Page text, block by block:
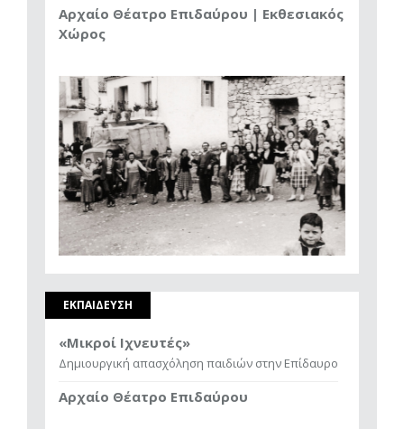
Αρχαίο Θέατρο Επιδαύρου | Εκθεσιακός
Χώρος
ΕΚΠΑΙΔΕΥΣΗ
«Μικροί Ιχνευτές»
Δημιουργική απασχόληση παιδιών στην Επίδαυρο
Αρχαίο Θέατρο Επιδαύρου